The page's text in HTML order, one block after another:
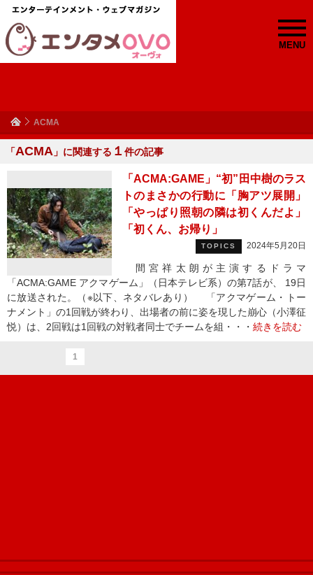
MENU
ACMA
「ACMA 」に関連する １ 件の記事
「ACMA:GAME」“初”田中樹のラス
トのまさかの行動に「胸アツ展開」
「やっぱり照朝の隣は初くんだよ」
「初くん、お帰り」
TOPICS 2024年5月20日
間宮祥太朗が主演するドラマ
「ACMA:GAME アクマゲーム」（日本テレビ系）の第7話が、 19日
に放送された。（※以下、ネタバレあり） 「アクマゲーム・トー
ナメント」の1回戦が終わり、出場者の前に姿を現した崩心（小澤征
悦）は、2回戦は1回戦の対戦者同士でチームを組・・・ 続きを読む
1